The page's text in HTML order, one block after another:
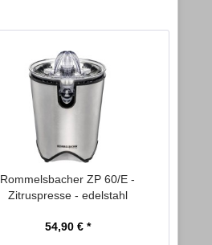
Rommelsbacher ZP 60/E -
Zitruspresse - edelstahl
54,90 € *